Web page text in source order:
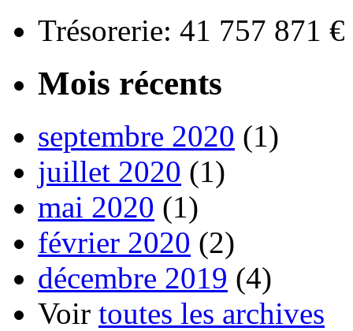
Trésorerie: 41 757 871
Mois récents
septembre 2020 (1)
juillet 2020 (1)
mai 2020 (1)
février 2020 (2)
décembre 2019 (4)
Voir toutes les archives